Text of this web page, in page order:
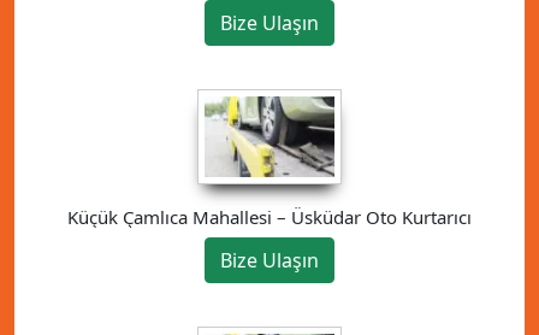
Bize Ulaşın
Küçük Çamlıca Mahallesi – Üsküdar Oto Kurtarıcı
Bize Ulaşın